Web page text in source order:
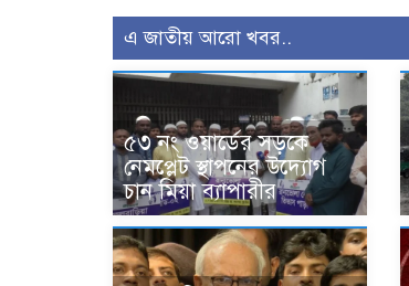
এ জাতীয় আরো খবর..
৫৩ নং ওয়ার্ডের সড়কে
নেমপ্লেট স্থাপনের উদ্যোগ
চান মিয়া ব্যাপারীর